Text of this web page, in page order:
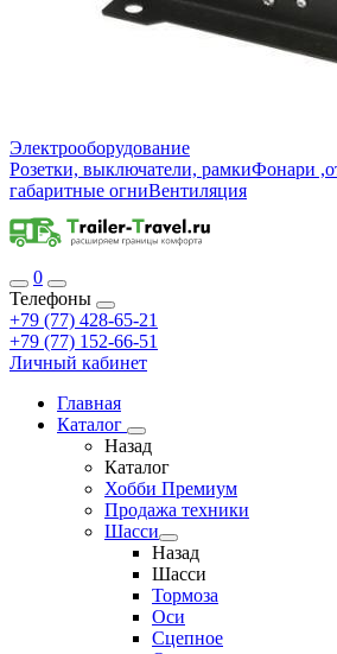
Электрооборудование
Розетки, выключатели, рамкиФонари
габаритные огниВентиляция
0
Телефоны
+79 (77) 428-65-21
+79 (77) 152-66-51
Личный кабинет
Главная
Каталог
Назад
Каталог
Хобби Премиум
Продажа техники
Шасси
Назад
Шасси
Тормоза
Оси
Сцепное